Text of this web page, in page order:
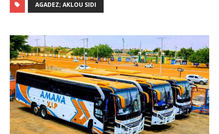
AGADEZ; AKLOU SIDI